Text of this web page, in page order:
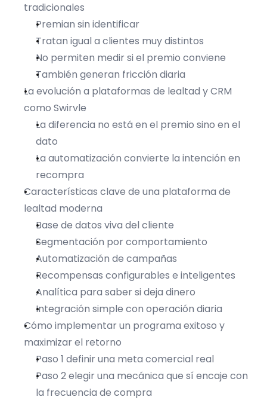
tradicionales
Premian sin identificar
Tratan igual a clientes muy distintos
No permiten medir si el premio conviene
También generan fricción diaria
La evolución a plataformas de lealtad y CRM
como Swirvle
La diferencia no está en el premio sino en el
dato
La automatización convierte la intención en
recompra
Características clave de una plataforma de
lealtad moderna
Base de datos viva del cliente
Segmentación por comportamiento
Automatización de campañas
Recompensas configurables e inteligentes
Analítica para saber si deja dinero
Integración simple con operación diaria
Cómo implementar un programa exitoso y
maximizar el retorno
Paso 1 definir una meta comercial real
Paso 2 elegir una mecánica que sí encaje con
la frecuencia de compra